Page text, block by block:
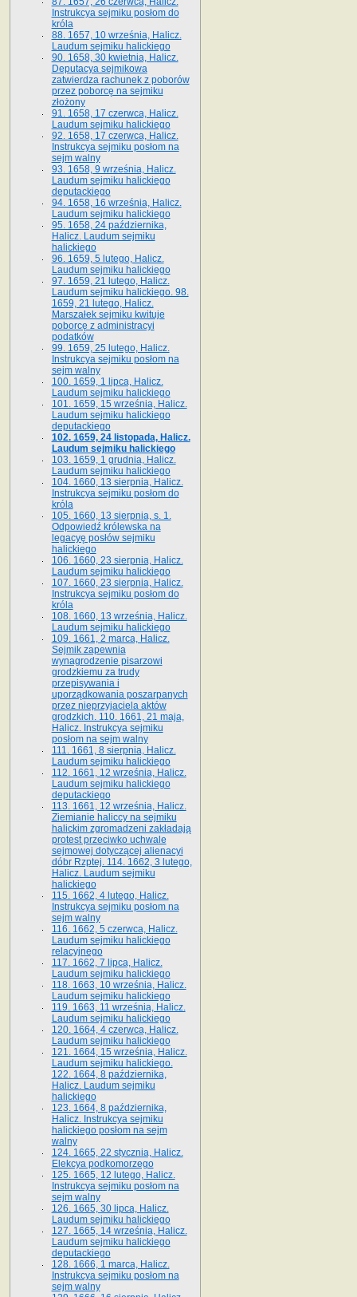
Instrukcya sejmiku posłom do
króla
88. 1657, 10 września, Halicz.
Laudum sejmiku halickiego
90. 1658, 30 kwietnia, Halicz.
Deputacya sejmikowa
zatwierdza rachunek z poborów
przez poborcę na sejmiku
złożony
91. 1658, 17 czerwca, Halicz.
Laudum sejmiku halickiego
92. 1658, 17 czerwca, Halicz.
Instrukcya sejmiku posłom na
sejm walny
93. 1658, 9 września, Halicz.
Laudum sejmiku halickiego
deputackiego
94. 1658, 16 września, Halicz.
Laudum sejmiku halickiego
95. 1658, 24 października,
Halicz. Laudum sejmiku
halickiego
96. 1659, 5 lutego, Halicz.
Laudum sejmiku halickiego
97. 1659, 21 lutego, Halicz.
Laudum sejmiku halickiego. 98.
1659, 21 lutego, Halicz.
Marszałek sejmiku kwituje
poborcę z administracyi
podatków
99. 1659, 25 lutego, Halicz.
Instrukcya sejmiku posłom na
sejm walny
100. 1659, 1 lipca, Halicz.
Laudum sejmiku halickiego
101. 1659, 15 września, Halicz.
Laudum sejmiku halickiego
deputackiego
102. 1659, 24 listopada, Halicz.
Laudum sejmiku halickiego
103. 1659, 1 grudnia, Halicz.
Laudum sejmiku halickiego
104. 1660, 13 sierpnia, Halicz.
Instrukcya sejmiku posłom do
króla
105. 1660, 13 sierpnia, s. 1.
Odpowiedź królewska na
legacyę posłów sejmiku
halickiego
106. 1660, 23 sierpnia, Halicz.
Laudum sejmiku halickiego
107. 1660, 23 sierpnia, Halicz.
Instrukcya sejmiku posłom do
króla
108. 1660, 13 września, Halicz.
Laudum sejmiku halickiego
109. 1661, 2 marca, Halicz.
Sejmik zapewnia
wynagrodzenie pisarzowi
grodzkiemu za trudy
przepisywania i
uporządkowania poszarpanych
przez nieprzyjaciela aktów
grodzkich. 110. 1661, 21 maja,
Halicz. Instrukcya sejmiku
posłom na sejm walny
111. 1661, 8 sierpnia, Halicz.
Laudum sejmiku halickiego
112. 1661, 12 września, Halicz.
Laudum sejmiku halickiego
deputackiego
113. 1661, 12 września, Halicz.
Ziemianie haliccy na sejmiku
halickim zgromadzeni zakładają
protest przeciwko uchwale
sejmowej dotyczącej alienacyi
dóbr Rzptej. 114. 1662, 3 lutego,
Halicz. Laudum sejmiku
halickiego
115. 1662, 4 lutego, Halicz.
Instrukcya sejmiku posłom na
sejm walny
116. 1662, 5 czerwca, Halicz.
Laudum sejmiku halickiego
relacyjnego
117. 1662, 7 lipca, Halicz.
Laudum sejmiku halickiego
118. 1663, 10 września, Halicz.
Laudum sejmiku halickiego
119. 1663, 11 września, Halicz.
Laudum sejmiku halickiego
120. 1664, 4 czerwca, Halicz.
Laudum sejmiku halickiego
121. 1664, 15 września, Halicz.
Laudum sejmiku halickiego.
122. 1664, 8 października,
Halicz. Laudum sejmiku
halickiego
123. 1664, 8 października,
Halicz. Instrukcya sejmiku
halickiego posłom na sejm
walny
124. 1665, 22 stycznia, Halicz.
Elekcya podkomorzego
125. 1665, 12 lutego, Halicz.
Instrukcya sejmiku posłom na
sejm walny
126. 1665, 30 lipca, Halicz.
Laudum sejmiku halickiego
127. 1665, 14 września, Halicz.
Laudum sejmiku halickiego
deputackiego
128. 1666, 1 marca, Halicz.
Instrukcya sejmiku posłom na
sejm walny